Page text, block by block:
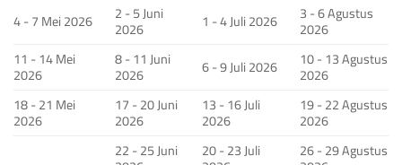
4 - 7 Mei 2026
2 - 5 Juni
2026 1 - 4 Juli 2026 3 - 6 Agustus
2026
11 - 14 Mei
2026
8 - 11 Juni
2026 6 - 9 Juli 2026 10 - 13 Agustus
2026
18 - 21 Mei
2026
17 - 20 Juni
2026
13 - 16 Juli
2026
19 - 22 Agustus
2026
22 - 25 Juni
20 - 23 Juli 26 - 29 Agustus